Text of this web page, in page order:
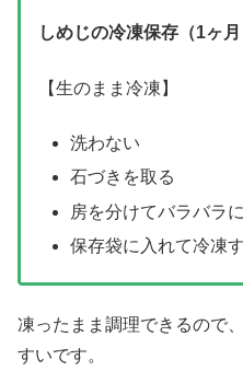
しめじの冷凍保存（1ヶ月
【生のまま冷凍】
洗わない
石づきを取る
房を分けてバラバラ
保存袋に入れて冷凍
凍ったまま調理できるので
すいです。